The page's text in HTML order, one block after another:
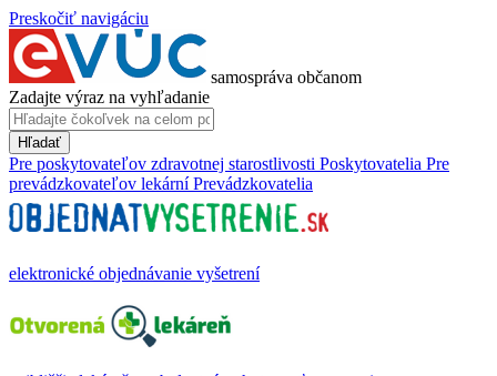
Preskočiť navigáciu
samospráva občanom
Zadajte výraz na vyhľadanie
Hľadať
Pre poskytovateľov zdravotnej starostlivosti Poskytovatelia Pre
prevádzkovateľov lekární Prevádzkovatelia
elektronické objednávanie vyšetrení